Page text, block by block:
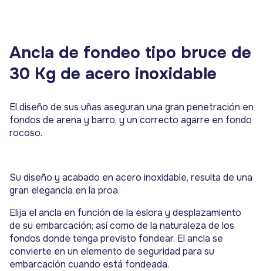
Ancla de fondeo tipo bruce de
30 Kg de acero inoxidable
El diseño de sus uñas aseguran una gran penetración en
fondos de arena y barro, y un correcto agarre en fondo
rocoso.
Su diseño y acabado en acero inoxidable, resulta de una
gran elegancia en la proa.
Elija el ancla en función de la eslora y desplazamiento
de su embarcación; así como de la naturaleza de los
fondos donde tenga previsto fondear. El ancla se
convierte en un elemento de seguridad para su
embarcación cuando está fondeada.